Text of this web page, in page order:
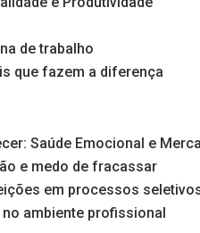
de trabalho
que fazem a diferença
Saúde Emocional e
e medo de fracassar
em processos
ambiente profissional